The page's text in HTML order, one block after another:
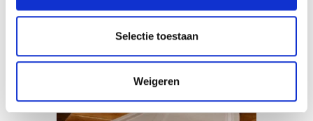
Selectie toestaan
Weigeren